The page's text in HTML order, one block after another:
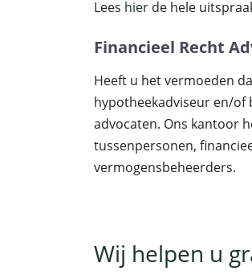
Lees hier de hele
Financieel Recht
Heeft u het vermoeden
hypotheekadviseur en/of
advocaten. Ons kantoor
tussenpersonen,
vermogensbeheerders.
Wij helpen u